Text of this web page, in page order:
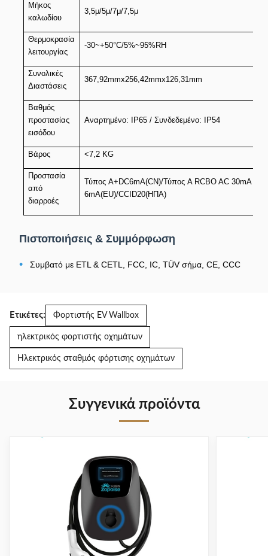
Μήκος
καλωδίου
3,5μ/5μ/7μ/7,5μ
Θερμοκρασία
λειτουργίας
-30~+50°C/5%~95%RH
Συνολικές
Διαστάσεις
367,92mmx256,42mmx126,31mm
Βαθμός
προστασίας
εισόδου
Αναρτημένο: IP65 / Συνδεδεμένο: IP54
Βάρος <7,2 KG
Προστασία
από
διαρροές
Τύπος A+DC6mA(CN)/Τύπος A RCBO AC 30mA
6mA(EU)/CCID20(ΗΠΑ)
Πιστοποιήσεις & Συμμόρφωση
• Συμβατό με ETL & CETL, FCC, IC, TÜV σήμα, CE, CCC
Ετικέτες: Φορτιστής EV Wallbox
ηλεκτρικός φορτιστής οχημάτων
Ηλεκτρικός σταθμός φόρτισης οχημάτων
Συγγενικά προϊόντα